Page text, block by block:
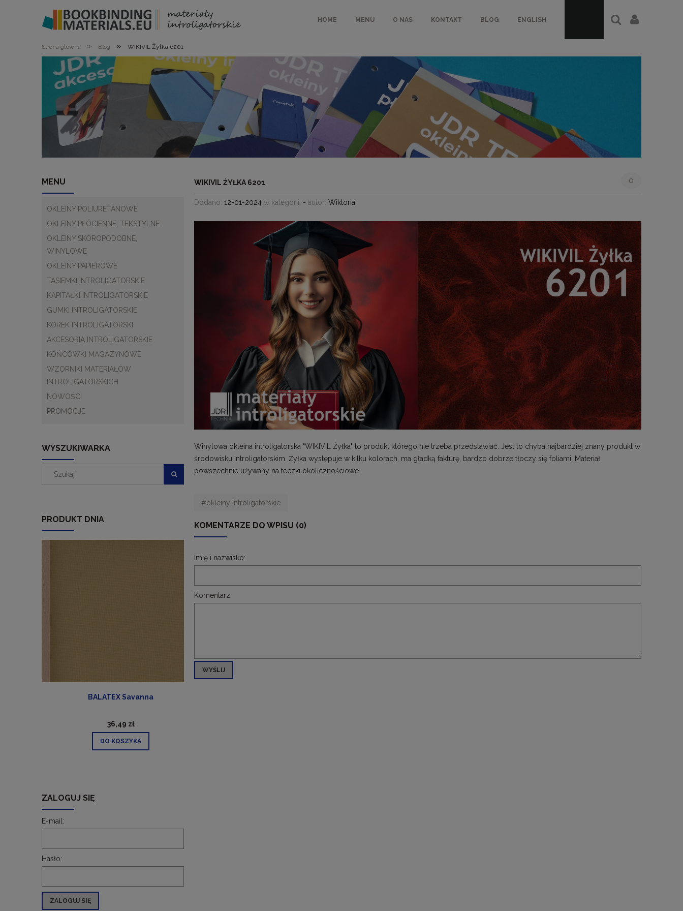
HOME MENU O NAS KONTAKT BLOG ENGLISH
Strona główna » Blog » WIKIVIL Żyłka 6201
MENU
OKLEINY POLIURETANOWE
OKLEINY PŁÓCIENNE, TEKSTYLNE
OKLEINY SKÓROPODOBNE,
WINYLOWE
OKLEINY PAPIEROWE
TASIEMKI INTROLIGATORSKIE
KAPITAŁKI INTROLIGATORSKIE
GUMKI INTROLIGATORSKIE
KOREK INTROLIGATORSKI
AKCESORIA INTROLIGATORSKIE
KOŃCÓWKI MAGAZYNOWE
WZORNIKI MATERIAŁÓW
INTROLIGATORSKICH
NOWOŚCI
PROMOCJE
WYSZUKIWARKA
PRODUKT DNIA
BALATEX Savanna
36,49 zł
DO KOSZYKA
ZALOGUJ SIĘ
E-mail:
Hasło:
ZALOGUJ SIĘ
WIKIVIL ŻYŁKA 6201 0
Dodano: 12-01-2024 w kategorii: - autor: Wiktoria
Winylowa okleina introligatorska "WIKIVIL Żyłka" to produkt którego nie trzeba przedstawiać. Jest to chyba najbardziej znany produkt w
środowisku introligatorskim. Żyłka występuje w kilku kolorach, ma gładką fakturę, bardzo dobrze tłoczy się foliami. Materiał
powszechnie używany na teczki okolicznościowe.
#okleiny introligatorskie
KOMENTARZE DO WPISU (0)
Imię i nazwisko:
Komentarz:
WYŚLIJ